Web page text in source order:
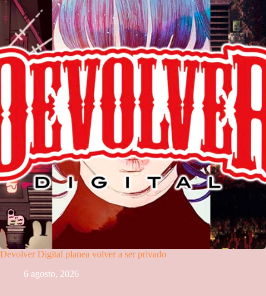
Devolver Digital planea volver a ser privado
6 agosto, 2026